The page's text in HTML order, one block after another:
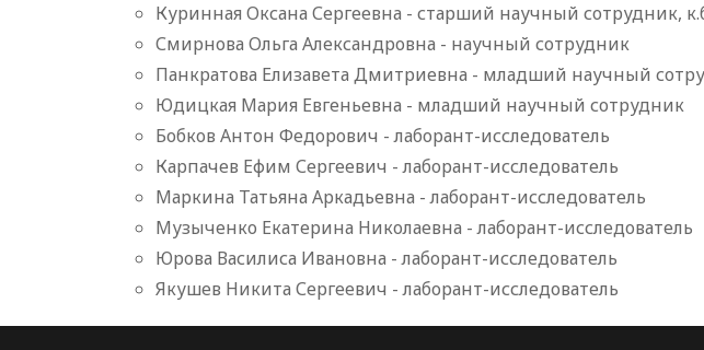
Куринная Оксана Сергеевна - старший научный сотрудник,
Смирнова Ольга Александровна - научный сотрудник
Панкратова Елизавета Дмитриевна - младший научный
Юдицкая Мария Евгеньевна - младший научный сотрудник
Бобков Антон Федорович - лаборант-исследователь
Карпачев Ефим Сергеевич - лаборант-исследователь
Маркина Татьяна Аркадьевна - лаборант-исследователь
Музыченко Екатерина Николаевна - лаборант-исследователь
Юрова Василиса Ивановна - лаборант-исследователь
Якушев Никита Сергеевич - лаборант-исследователь